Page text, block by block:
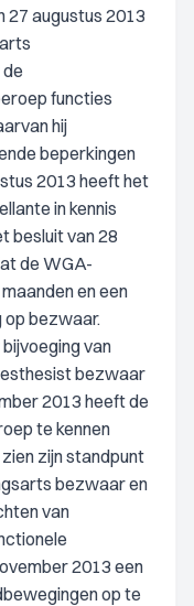
27 augustus 2013
functies
hij
beperkingen
2013 heeft het
in kennis
besluit van 28
de WGA-
en een
op bezwaar.
van
bezwaar
2013 heeft de
te kennen
zijn standpunt
bezwaar en
van
2013 een
op te